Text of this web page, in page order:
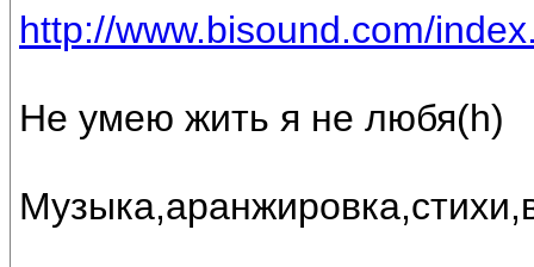
http://www.bisound.com/
Не умею жить я не любя(h)